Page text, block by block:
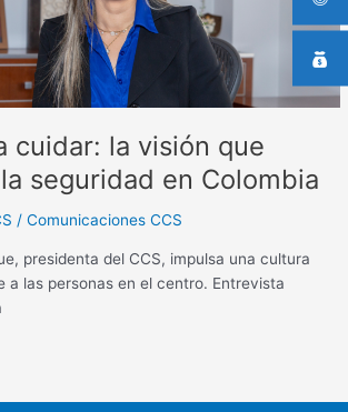
cuidar: la visión que
seguridad en Colombia
/Comunicaciones CCS
presidenta del CCS, impulsa una cultura
a las personas en el centro. Entrevista